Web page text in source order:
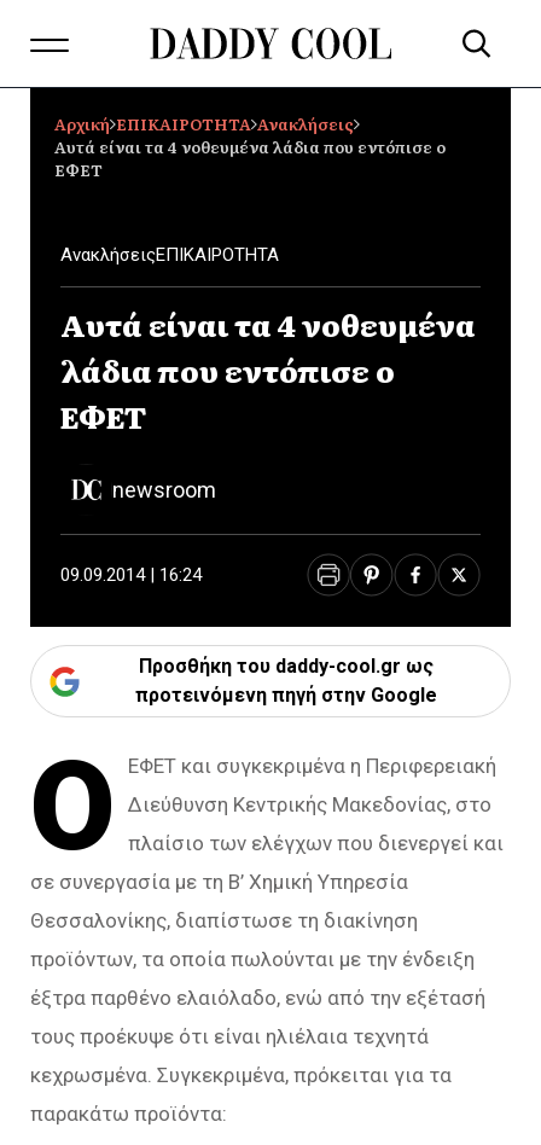
Αρχική ΕΠΙΚΑΙΡΟΤΗΤΑ Ανακλήσεις
Αυτά είναι τα 4 νοθευμένα λάδια που εντόπισε ο
ΕΦΕΤ
ΑνακλήσειςΕΠΙΚΑΙΡΟΤΗΤΑ
Αυτά είναι τα 4 νοθευμένα
λάδια που εντόπισε ο
ΕΦΕΤ
newsroom
09.09.2014 | 16:24
Προσθήκη του daddy-cool.gr ως
προτεινόμενη πηγή στην Google
Ο
ΕΦΕΤ και συγκεκριμένα η Περιφερειακή
Διεύθυνση Κεντρικής Μακεδονίας, στο
πλαίσιο των ελέγχων που διενεργεί και
σε συνεργασία με τη Β’ Χημική Υπηρεσία
Θεσσαλονίκης, διαπίστωσε τη διακίνηση
προϊόντων, τα οποία πωλούνται με την ένδειξη
έξτρα παρθένο ελαιόλαδο, ενώ από την εξέτασή
τους προέκυψε ότι είναι ηλιέλαια τεχνητά
κεχρωσμένα. Συγκεκριμένα, πρόκειται για τα
παρακάτω προϊόντα: